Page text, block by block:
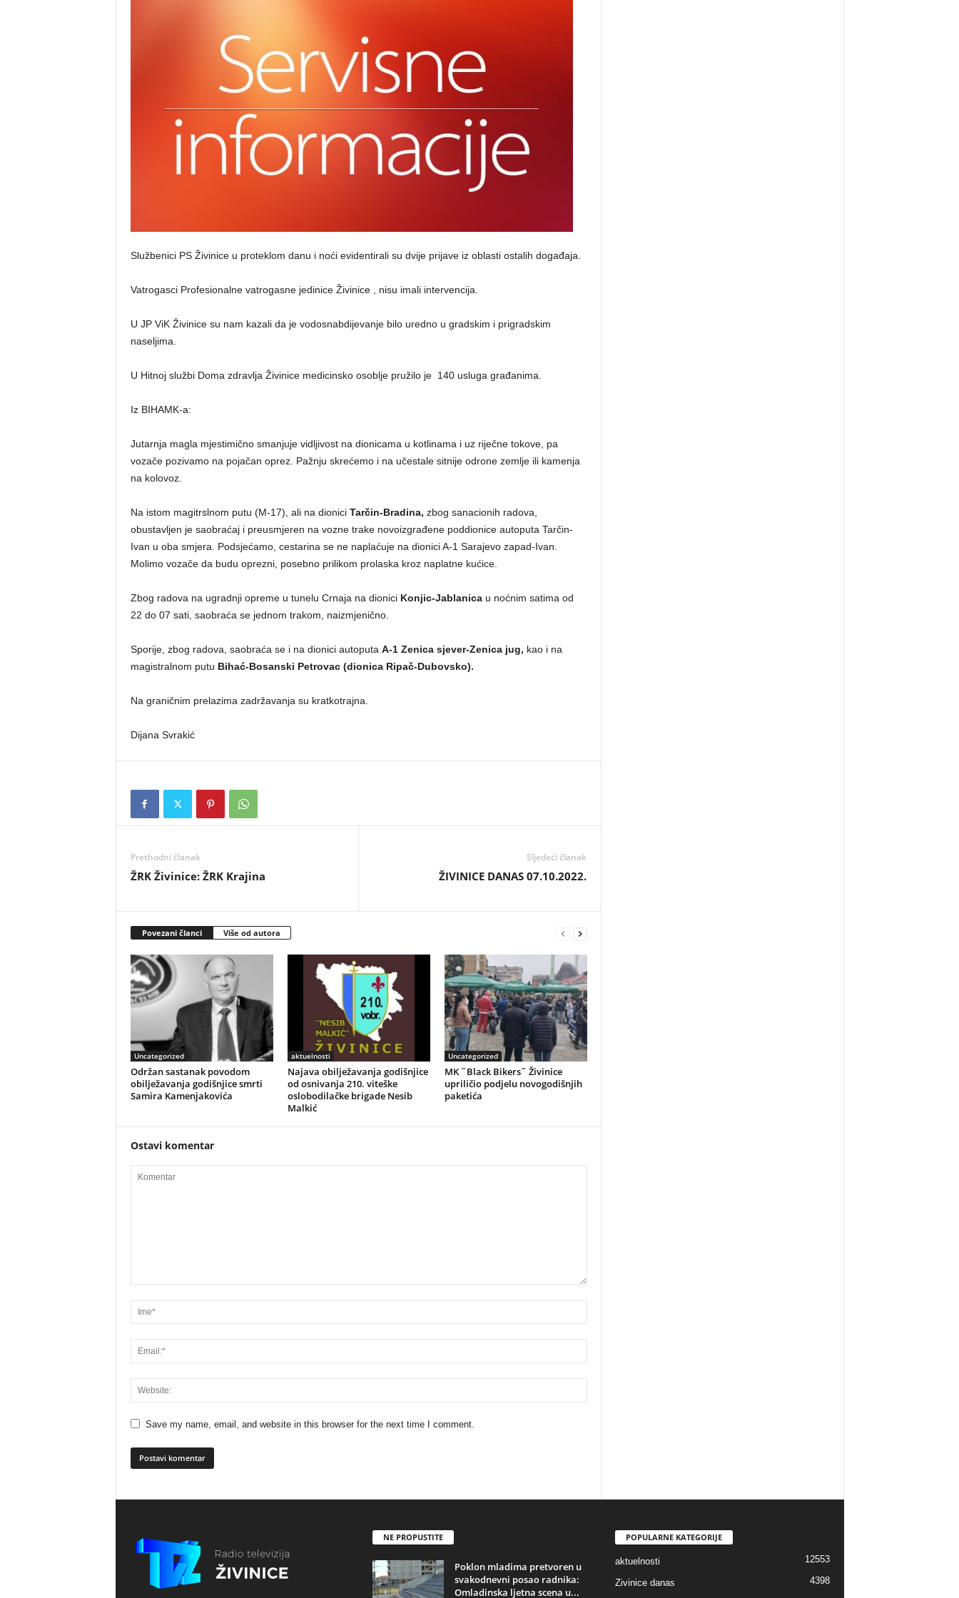
Službenici PS Živinice u proteklom danu i noći evidentirali su dvije prijave iz oblasti ostalih događaja.
Vatrogasci Profesionalne vatrogasne jedinice Živinice , nisu imali intervencija.
U JP ViK Živinice su nam kazali da je vodosnabdijevanje bilo uredno u gradskim i prigradskim
naseljima.
U Hitnoj službi Doma zdravlja Živinice medicinsko osoblje pružilo je 140 usluga građanima.
Iz BIHAMK-a:
Jutarnja magla mjestimično smanjuje vidljivost na dionicama u kotlinama i uz riječne tokove, pa
vozače pozivamo na pojačan oprez. Pažnju skrećemo i na učestale sitnije odrone zemlje ili kamenja
na kolovoz.
Na istom magitrslnom putu (M-17), ali na dionici Tarčin-Bradina, zbog sanacionih radova,
obustavljen je saobraćaj i preusmjeren na vozne trake novoizgrađene poddionice autoputa Tarčin-
Ivan u oba smjera. Podsjećamo, cestarina se ne naplaćuje na dionici A-1 Sarajevo zapad-Ivan.
Molimo vozače da budu oprezni, posebno prilikom prolaska kroz naplatne kućice.
Zbog radova na ugradnji opreme u tunelu Crnaja na dionici Konjic-Jablanicau noćnim satima od
22 do 07 sati, saobraća se jednom trakom, naizmjenično.
Sporije, zbog radova, saobraća se i na dionici autoputa A-1 Zenica sjever-Zenica jug, kao i na
magistralnom putu Bihać-Bosanski Petrovac (dionica Ripač-Dubovsko).
Na graničnim prelazima zadržavanja su kratkotrajna.
Dijana Svrakić
Prethodni članak
ŽRK Živinice: ŽRK Krajina
Sljedeći članak
ŽIVINICE DANAS 07.10.2022.
Povezani članci Više od autora
Uncategorized
Održan sastanak povodom
obilježavanja godišnjice smrti
Samira Kamenjakovića
aktuelnosti
Najava obilježavanja godišnjice
od osnivanja 210. viteške
oslobodilačke brigade Nesib
Malkić
Uncategorized
MK ˝Black Bikers˝ Živinice
upriličio podjelu novogodišnjih
paketića
Ostavi komentar
Save my name, email, and website in this browser for the next time I comment.
NE PROPUSTITE
Poklon mladima pretvoren u
svakodnevni posao radnika:
Omladinska ljetna scena u...
POPULARNE KATEGORIJE
aktuelnosti 12553
Zivinice danas
4398